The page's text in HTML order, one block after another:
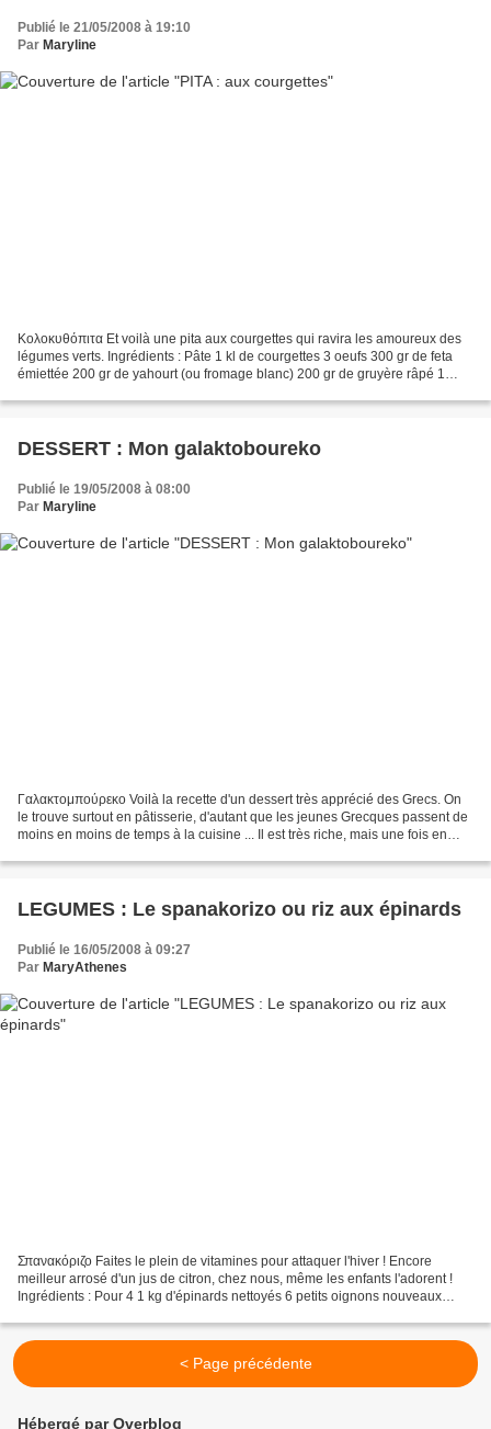
Publié le 21/05/2008 à 19:10
Par Maryline
Κολοκυθόπιτα Et voilà une pita aux courgettes qui ravira les amoureux des
légumes verts. Ingrédients : Pâte 1 kl de courgettes 3 oeufs 300 gr de feta
émiettée 200 gr de yahourt (ou fromage blanc) 200 gr de gruyère râpé 1
DESSERT : Mon galaktoboureko
Publié le 19/05/2008 à 08:00
Par Maryline
Γαλακτομπούρεκο Voilà la recette d'un dessert très apprécié des Grecs. On
le trouve surtout en pâtisserie, d'autant que les jeunes Grecques passent de
moins en moins de temps à la cuisine ... Il est très riche, mais une fois en
LEGUMES : Le spanakorizo ou riz aux épinards
Publié le 16/05/2008 à 09:27
Par MaryAthenes
Σπανακόριζο Faites le plein de vitamines pour attaquer l'hiver ! Encore
meilleur arrosé d'un jus de citron, chez nous, même les enfants l'adorent !
Ingrédients : Pour 4 1 kg d'épinards nettoyés 6 petits oignons nouveaux
< Page précédente
Hébergé par Overblog